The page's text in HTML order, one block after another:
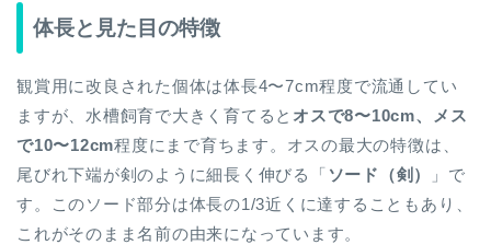
体長と見た目の特徴
観賞用に改良された個体は体長4〜7cm程度で流通してい
ますが、水槽飼育で大きく育てると オスで8〜10cm、メス
で10〜12cm程度にまで育ちます。オスの最大の特徴は、
尾びれ下端が剣のように細長く伸びる「 ソード（剣）
」で
す。このソード部分は体長の1/3近くに達することもあり、
これがそのまま名前の由来になっています。